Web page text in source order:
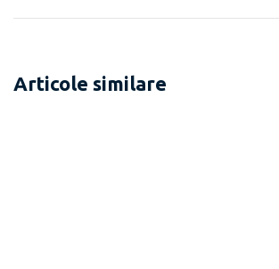
Articole similare